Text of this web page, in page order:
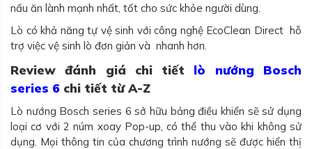
nấu ăn lành mạnh nhất, tốt cho sức khỏe người dùng.
Lò có khả năng tự vệ sinh với công nghệ EcoClean Direct hỗ
trợ việc vệ sinh lò đơn giản và nhanh hơn.
Review đánh giá chi tiết lò nướng Bosch
series 6 chi tiết từ A-Z
Lò nướng Bosch series 6 sở hữu bảng điều khiển sẽ sử dụng
loại cơ với 2 núm xoay Pop-up, có thể thu vào khi không sử
dụng. Mọi thông tin của chương trình nướng sẽ được hiển thị